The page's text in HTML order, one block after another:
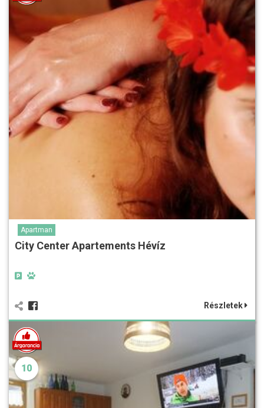
Apartman
City Center Apartements Hévíz
Részletek
10